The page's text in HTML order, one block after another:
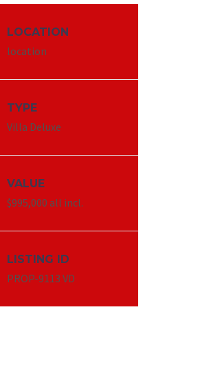
LOCATION
location
TYPE
Villa Deluxe
VALUE
$995,000 all incl.
LISTING ID
PROP-9113 VD